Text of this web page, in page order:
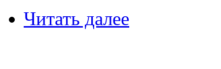
Читать далее